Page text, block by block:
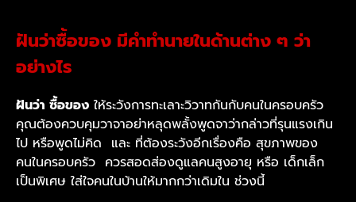
ฝันว่าซื้อของ มีคำทำนายในด้านต่าง ๆ ว่า
อย่างไร
ฝันว่า ซื้อของ ให้ระวังการทะเลาะวิวาทกันกับคนในครอบครัว
คุณต้องควบคุมวาจาอย่าหลุดพลั้งพูดจาว่ากล่าวที่รุนแรงเกิน
ไป หรือพูดไม่คิด และ ที่ต้องระวังอีกเรื่องคือ สุขภาพของ
คนในครอบครัว ควรสอดส่องดูแลคนสูงอายุ หรือ เด็กเล็ก
เป็นพิเศษ ใส่ใจคนในบ้านให้มากกว่าเดิมใน ช่วงนี้